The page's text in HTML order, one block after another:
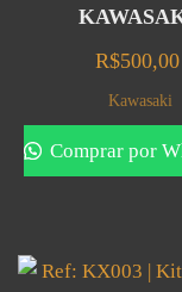
R$500,00
Kawasaki
Comprar por